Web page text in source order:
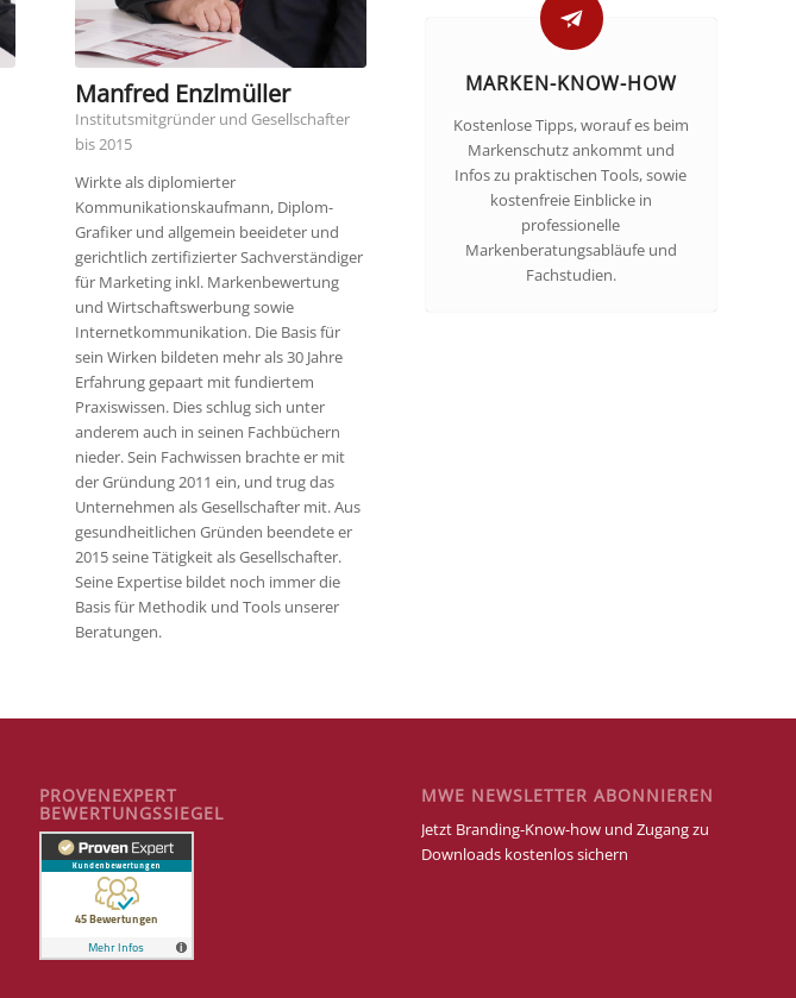
Manfred Enzlmüller
Institutsmitgründer und Gesellschafter
bis 2015
Wirkte als diplomierter
Kommunikationskaufmann, Diplom-
Grafiker und allgemein beeideter und
gerichtlich zertifizierter Sachverständiger
für Marketing inkl. Markenbewertung
und Wirtschaftswerbung sowie
Internetkommunikation. Die Basis für
sein Wirken bildeten mehr als 30 Jahre
Erfahrung gepaart mit fundiertem
Praxiswissen. Dies schlug sich unter
anderem auch in seinen Fachbüchern
nieder. Sein Fachwissen brachte er mit
der Gründung 2011 ein, und trug das
Unternehmen als Gesellschafter mit. Aus
gesundheitlichen Gründen beendete er
2015 seine Tätigkeit als Gesellschafter.
Seine Expertise bildet noch immer die
Basis für Methodik und Tools unserer
Beratungen.
MARKEN-KNOW-HOW
Kostenlose Tipps, worauf es beim
Markenschutz ankommt und
Infos zu praktischen Tools, sowie
kostenfreie Einblicke in
professionelle
Markenberatungsabläufe und
Fachstudien.
PROVENEXPERT
BEWERTUNGSSIEGEL
MWE NEWSLETTER ABONNIEREN
Jetzt Branding-Know-how und Zugang zu
Downloads kostenlos sichern